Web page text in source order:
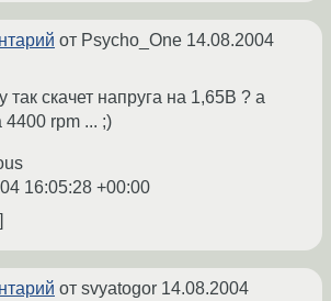
от Psycho_One 14.08.2004
так скачет напруга на 1,65В ? а
4400 rpm ... ;)
16:05:28 +00:00
от svyatogor 14.08.2004